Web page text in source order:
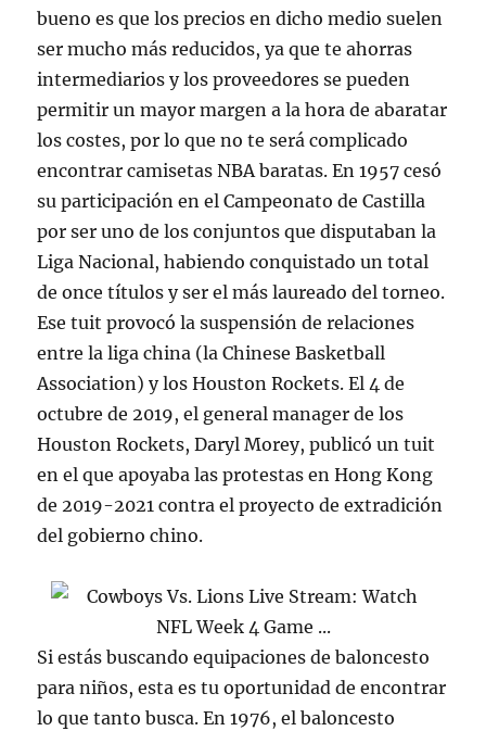
bueno es que los precios en dicho medio suelen
ser mucho más reducidos, ya que te ahorras
intermediarios y los proveedores se pueden
permitir un mayor margen a la hora de abaratar
los costes, por lo que no te será complicado
encontrar camisetas NBA baratas. En 1957 cesó
su participación en el Campeonato de Castilla
por ser uno de los conjuntos que disputaban la
Liga Nacional, habiendo conquistado un total
de once títulos y ser el más laureado del torneo.
Ese tuit provocó la suspensión de relaciones
entre la liga china (la Chinese Basketball
Association) y los Houston Rockets. El 4 de
octubre de 2019, el general manager de los
Houston Rockets, Daryl Morey, publicó un tuit
en el que apoyaba las protestas en Hong Kong
de 2019-2021 contra el proyecto de extradición
del gobierno chino.
Si estás buscando equipaciones de baloncesto
para niños, esta es tu oportunidad de encontrar
lo que tanto busca. En 1976, el baloncesto